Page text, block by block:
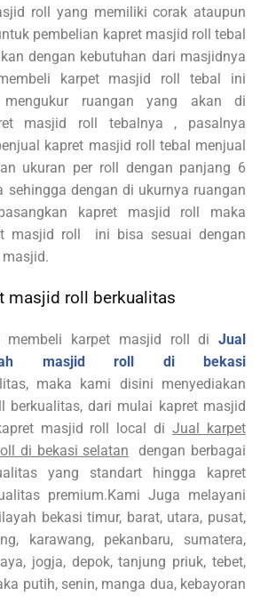
roll yang memiliki corak ataupun
pembelian kapret masjid roll tebal
dengan kebutuhan dari masjidnya
karpet masjid roll tebal ini
ruangan yang akan di
masjid roll tebalnya , pasalnya
kapret masjid roll tebal menjual
ukuran per roll dengan panjang 6
sehingga dengan di ukurnya ruangan
kapret masjid roll maka
masjid roll ini bisa sesuai dengan
masjid roll berkualitas
karpet masjid roll di Jual
masjid roll di bekasi
maka kami disini menyediakan
berkualitas, dari mulai kapret masjid
masjid roll local diJual karpet
di bekasi selatan dengan berbagai
yang standart hingga kapret
premium.Kami Juga melayani
bekasi timur, barat, utara, pusat,
karawang, pekanbaru, sumatera,
jogja, depok, tanjung priuk, tebet,
putih, senin, manga dua, kebayoran